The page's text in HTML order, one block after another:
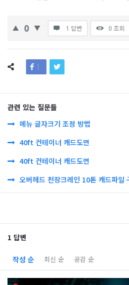
0 1 답변 0 조회
관련 있는 질문들
메뉴 글자크기 조정 방법
40ft 컨테이너 캐드도면
40ft 컨테이너 캐드도면
오버헤드 천장크레인 10톤 캐드파일
1 답변
작성 순 최신 순 공감 순